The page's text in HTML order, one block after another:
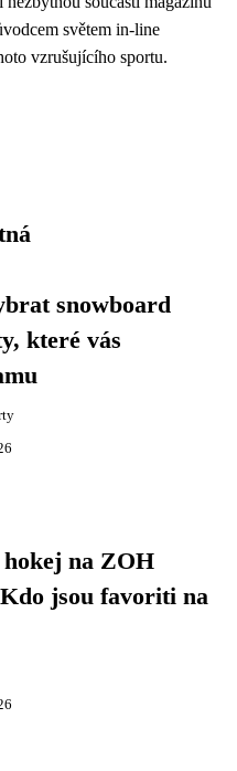
světem in-line
vzrušujícího sportu.
snowboard
které vás
na ZOH
jsou favoriti na